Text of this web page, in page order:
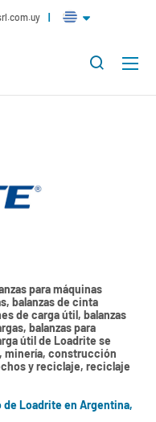
para máquinas
balanzas de cinta
de carga útil, balanzas
balanzas para
útil de Loadrite se
minería, construcción
y reciclaje, reciclaje
de Loadrite en Argentina,